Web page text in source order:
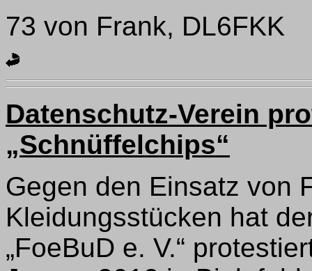
73 von Frank, DL6FKK
Datenschutz-Verein
„Schnüffelchips“
Gegen den Einsatz von
Kleidungsstücken hat
„FoeBuD e. V.“